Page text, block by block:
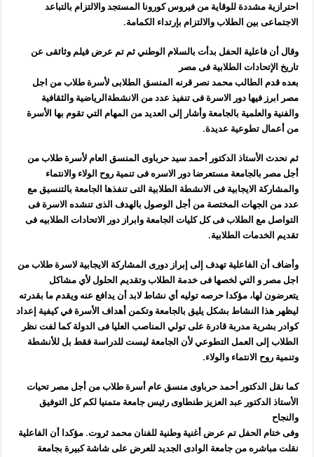
احترازية مشددة للوقاية من فيروس كورونا المستجد والالتزام بالتباعد
الاجتماعى بين الطلاب والالتزام بإرتداء الكمامة.
وقال أن فاعلية الحفل بدأت بالسلام الوطني ثم تم عرض فيلم وثائقى عن
تاريخ الإتحادات الطلابية فى مصر
بعده قدم الطالب محمد نصر قرنه المنسق الطلابى لأسرة طلاب من اجل
مصر ابرز فيها دور الاسرة فى تنفيذ عدد من الانشطةالرياضية والثقافية
والفنية والعلمية بالجامعة وأشار إلى العديد من المهام التي تقوم بها الأسرة
من أعمال تطوعية عديدة.
ثم نحدث الأستاذ الدكتور أحمد سيد حرباوى المنسق العام لأسرة طلاب من
أجل مصر بالجامعة مستعرضا دور الاسره فى تنمية روح الولاء والانتماء
والمشاركة الايجابية فى الانشطة الطلابية التى تنفذها الجامعة بالتنسيق مع
عدد من الجهات المختصة من أجل الوصول بالهدف الذى تنشده الاسرة فى
التواصل مع الطلاب فى كل كليات الجامعة وابراز دور الاتحادات الطلابيه فى
تقديم الخدمات الطلابية.
وأضاف أن الفاعلية تهدف إلى إبراز دورى المشاركة الايجابية لاسرة طلاب من
اجل مصر و التي لخصها فى خدمة الطلاب وتقديم الحلول لأي مشاكل
يتعرضون لها، مؤكدا حرصه توليه أي نشاط لابد أن يدافع عنه ويقدم ما بقدرته
ليظهر هذا النشاط بشكل يليق بالجامعة وتكمن أهداف الأسرة في كيفية إعداد
كوادر بشرية مدربة قادرة على تولي المناصب العليا فى الدولة كما لفت نظر
الطلاب إلى العمل التطوعي لأن الجامعة ليست للدراسة فقط بل للأنشطة
وتنمية روح الانتماء والولاء.
كما نقل الدكتور أحمد حرباوى منسق عام أسرة طلاب من أجل مصر تحيات
الأستاذ الدكتور عبد العزيز طنطاوى رئيس جامعة متمنيا لكم كل التوفيق
والنجاح
وفى ختام الحفل تم عرض أغنية وطنية للفنان محمد ثروت. مؤكدا أن الفاعلية
نقلت مباشره من جامعة الوادى الجديد للعرض على شاشة كبيرة بجامعة